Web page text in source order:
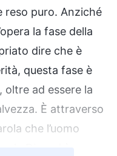
reso puro. Anziché
la fase della
dire che è
questa fase è
oltre ad essere la
È attraverso
che l’uomo